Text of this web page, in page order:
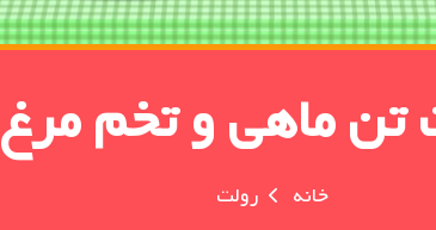
تن ماهی و تخم مرغ
خانه رولت